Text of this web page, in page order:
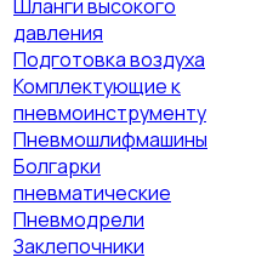
Шланги высокого
давления
Подготовка воздуха
Комплектующие к
пневмоинструменту
Пневмошлифмашины
Болгарки
пневматические
Пневмодрели
Заклепочники